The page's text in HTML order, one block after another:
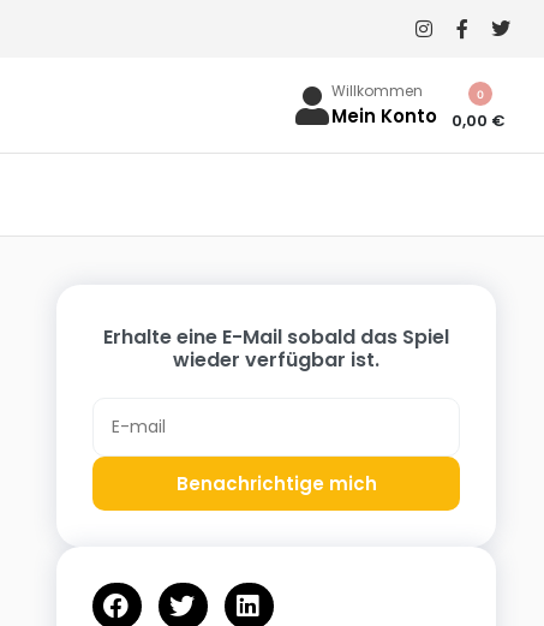
Willkommen
Mein Konto 0,00 €
0
Erhalte eine E-Mail sobald das Spiel
wieder verfügbar ist.
Benachrichtige mich